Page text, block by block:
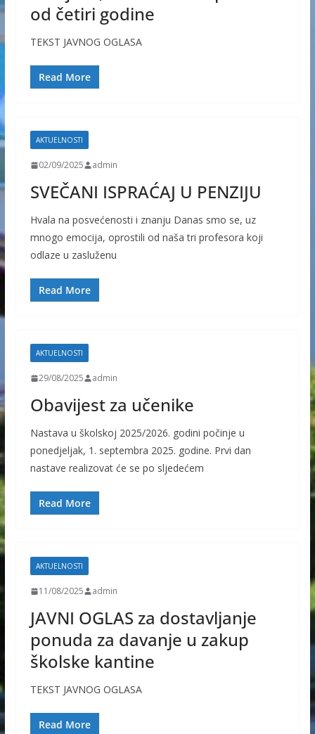
od četiri godine
TEKST JAVNOG OGLASA
Read More
AKTUELNOSTI
02/09/2025 admin
SVEČANI ISPRAĆAJ U PENZIJU
Hvala na posvećenosti i znanju Danas smo se, uz
mnogo emocija, oprostili od naša tri profesora koji
odlaze u zasluženu
Read More
AKTUELNOSTI
29/08/2025 admin
Obavijest za učenike
Nastava u školskoj 2025/2026. godini počinje u
ponedjeljak, 1. septembra 2025. godine. Prvi dan
nastave realizovat će se po sljedećem
Read More
AKTUELNOSTI
11/08/2025 admin
JAVNI OGLAS za dostavljanje
ponuda za davanje u zakup
školske kantine
TEKST JAVNOG OGLASA
Read More